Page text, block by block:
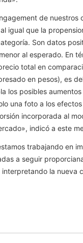
de nuestros
igual que la
Son datos
al esperado. En
total en
en pesos), es
los posibles
una foto a los
incorporada al
indicó a este
trabajando en
a seguir
la nueva